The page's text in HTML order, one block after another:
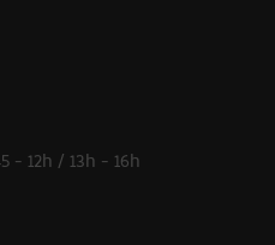
12h / 13h - 16h